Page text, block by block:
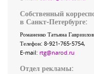
Собственный
в Санкт-Петербурге:
Романенко Татьяна
Телефон: 8-921-765-5754,
E-mail: rtg@narod.ru
Отдел рекламы: